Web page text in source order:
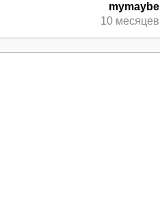
но и населяющие его
выработку
поведение и
mymaybe
10 месяцев